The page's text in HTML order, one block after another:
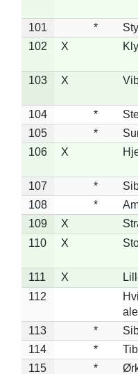
101 *
102
X
103 X
104 *
105
*
106
X
107 *
108
*
109
X
110
X
111 X
112
113
*
114
*
115
*